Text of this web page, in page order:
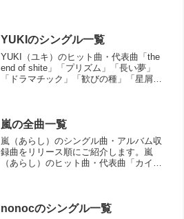
順）晩餐歌（2023年...
YUKIのシングル一覧
YUKI（ユキ）のヒット曲・代表曲「the
end of shite」「プリズム」「長い夢」
「ドラマチック」「歓びの種」「星屑サ
嵐の全曲一覧
嵐（あらし）のシングル曲・アルバム収
録曲をリリース順にご紹介します。嵐
（あらし）のヒット曲・代表曲「カイ
nonocのシングル一覧